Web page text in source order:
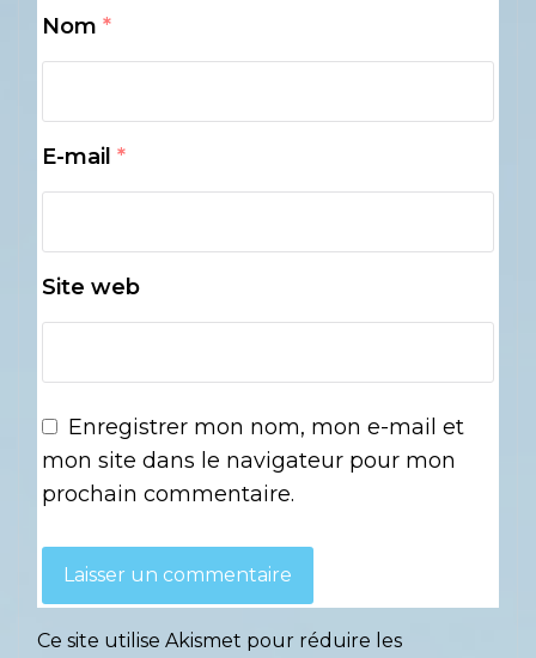
Nom *
E-mail *
Site web
Enregistrer mon nom, mon e-mail et
mon site dans le navigateur pour mon
prochain commentaire.
Ce site utilise Akismet pour réduire les